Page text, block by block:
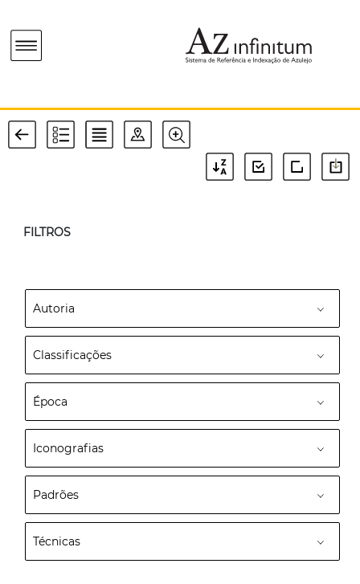
FILTROS
Autoria
Classificações
Época
Iconografias
Padrões
Técnicas